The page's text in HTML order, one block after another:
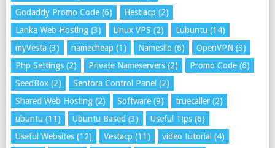
Godaddy Promo Code(6) Hestiacp (2)
Lanka Web Hosting(3) Linux VPS (2) Lubuntu (14)
myVesta (3) namecheap (1) Namesilo (6) OpenVPN (3)
Php Settings(2) Private Nameservers(2) Promo Code(6)
SeedBox(2) Sentora Control Panel (2)
Shared Web Hosting(2) Software(9) truecaller(2)
ubuntu (11) Ubuntu Based (3) Useful Tips(6)
Useful Websites(12) Vestacp (11) video tutorial (4)